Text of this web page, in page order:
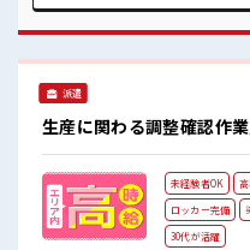
は問いません！ 応
息リフレッシュ！
派遣
生産に関わる調整確認作
未経験者OK
ロッカー完備
30代が活躍